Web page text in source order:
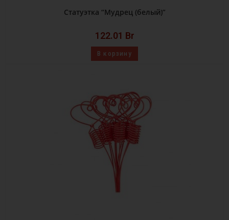
Статуэтка “Мудрец (белый)”
122.01 Br
В корзину